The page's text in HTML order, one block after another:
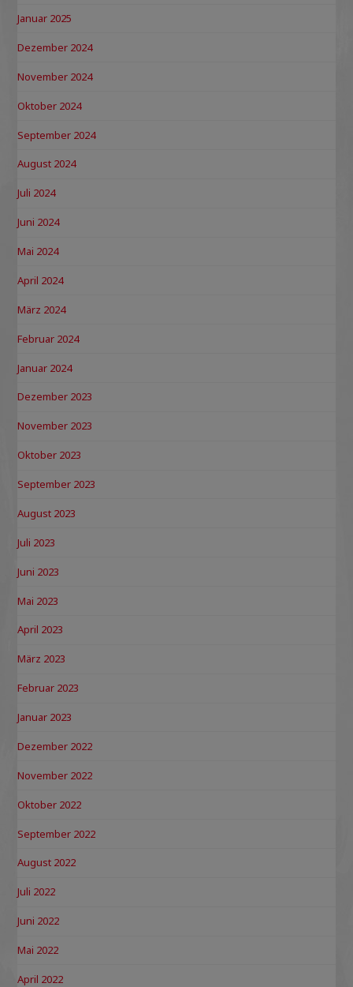
Januar 2025
Dezember 2024
November 2024
Oktober 2024
September 2024
August 2024
Juli 2024
Juni 2024
Mai 2024
April 2024
März 2024
Februar 2024
Januar 2024
Dezember 2023
November 2023
Oktober 2023
September 2023
August 2023
Juli 2023
Juni 2023
Mai 2023
April 2023
März 2023
Februar 2023
Januar 2023
Dezember 2022
November 2022
Oktober 2022
September 2022
August 2022
Juli 2022
Juni 2022
Mai 2022
April 2022